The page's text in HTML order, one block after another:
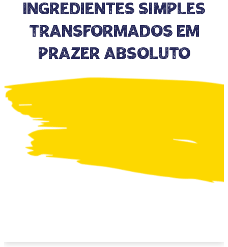
ingredientes simples
transformados em
prazer absoluto